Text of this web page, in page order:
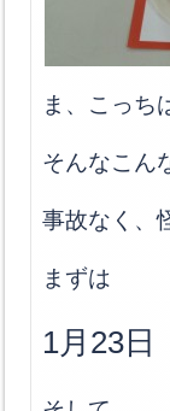
ま、こっち
そんなこん
事故なく、
まずは
1月23